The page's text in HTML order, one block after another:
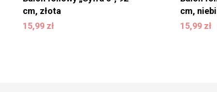
cm, złota
15,99 zł
15,99zł
cm,
15,99 zł
15,99zł